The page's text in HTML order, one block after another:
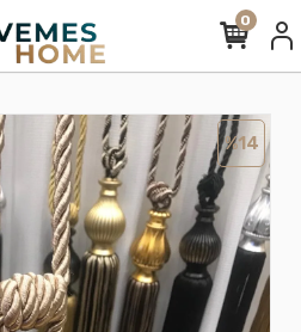
0
%14